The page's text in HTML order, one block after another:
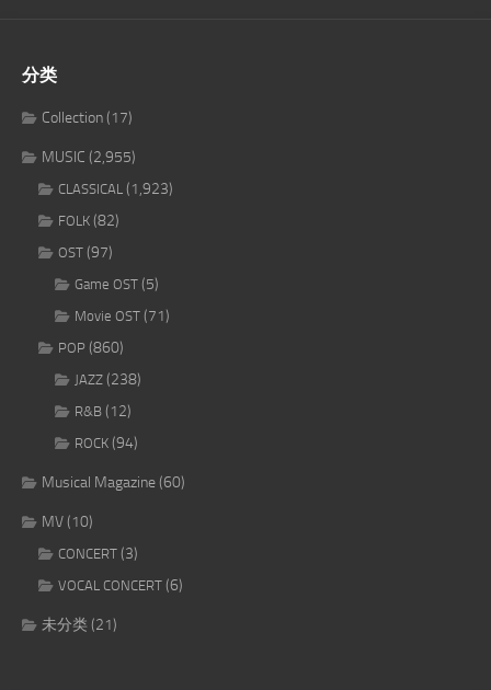
分类
Collection(17)
MUSIC (2,955)
CLASSICAL (1,923)
FOLK (82)
OST (97)
Game OST (5)
Movie OST (71)
POP (860)
JAZZ (238)
R&B (12)
ROCK (94)
Musical Magazine(60)
MV(10)
CONCERT (3)
VOCAL CONCERT (6)
未分类(21)